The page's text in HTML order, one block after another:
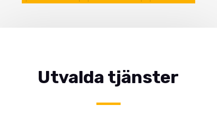
Utvalda tjänster